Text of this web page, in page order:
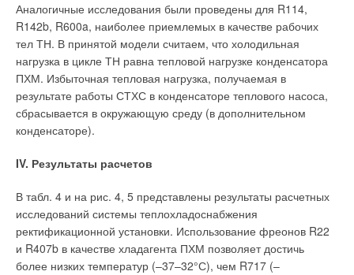
Аналогичные исследования были проведены для R114,
R142b, R600a, наиболее приемлемых в качестве рабочих
тел ТН. В принятой модели считаем, что холодильная
нагрузка в цикле ТН равна тепловой нагрузке конденсатора
ПХМ. Избыточная тепловая нагрузка, получаемая в
результате работы СТХС в конденсаторе теплового насоса,
сбрасывается в окружающую среду (в дополнительном
конденсаторе).
IV. Результаты расчетов
В табл. 4 и на рис. 4, 5 представлены результаты расчетных
исследований системы теплохладоснабжения
ректификационной установки. Использование фреонов R22
и R407b в качестве хладагента ПХМ позволяет достичь
более низких температур (–37–32°С), чем R717 (–
Текст комментария
В быстром затухании скоростей в спектре всасывания
при удалении от вытяжного отверстия легко можно
убедиться, проведя простейший эксперимент. Сначала
подуем на ладонь, отстоящую на некотором расстоянии
ото рта, а затем, не меняя расположение ладони,
сделаем вдох. В первом случае ощущается движение
воздуха, а во втором— нет, что наглядно демонстрирует
разницу между дальнобойностью приточного и вытяжного
совершенно неверно отображают в литературных
Так, в сказке замечательного писателя Н. Носова
«Винтик, Шпунтик и пылесос», а также в мультфильме
«Винтик и Шпунтик — веселые мастера», сделанном по
этой сказке, герои Н. Носова изобретают пылесос,